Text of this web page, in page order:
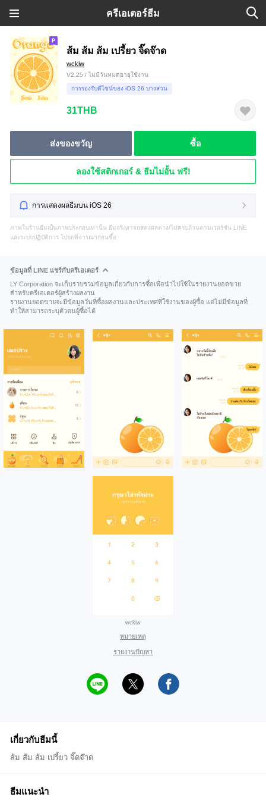
ครีเอเตอร์ธีม
ส้ม ส้ม ส้ม เปรี้ยว จิ๊ดจ๊าด
wckiw
V2.25 / ไม่มีวันหมดอายุใช้งาน
การรองรับดีไซน์ของ iOS 26 บางส่วน
31THB
ส่งของขวัญ ซื้อ
ลองใช้สติกเกอร์ & ธีมไม่อั้น ฟรี!
การแสดงผลธีมบน iOS 26
ภาพในร้านธีมเป็นภาพประกอบเท่านั้น ธีมจริงอาจแสดงผลต่าง/ไม่ครบถ้วนตามเวอร์ชัน LINE
และระบบปฏิบัติการ โปรดพิจารณาก่อนซื้อ
ข้อมูลที่ LINE แชร์กับครีเอเตอร์
LY Corporation จะเก็บรวบรวมข้อมูลเกี่ยวกับการซื้อเพื่อนำไปใช้ในรายงานยอดขาย
สำหรับครีเอเตอร์ผู้สร้างผลงาน
รายงานยอดขายจะมีข้อมูลวันที่ซื้อผลงานและประเทศที่ใช้งานของผู้ซื้อ แต่ไม่มีข้อมูลที่
ทำให้สามารถระบุตัวตนผู้ซื้อได้
wckiw
หมายเหตุ
รายงานปัญหา
เกี่ยวกับธีมนี้
ส้ม ส้ม ส้ม เปรี้ยว จิ๊ดจ๊าด
ธีมแนะนำ